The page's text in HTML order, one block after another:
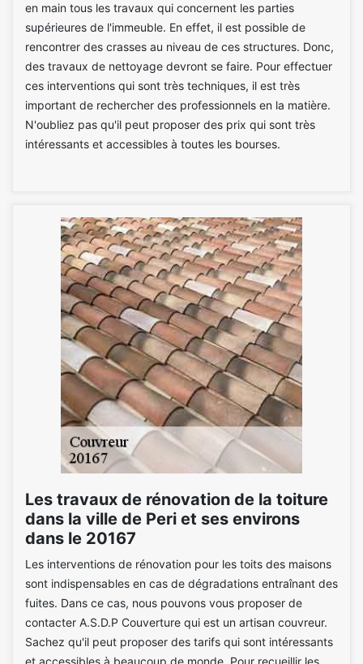
en main tous les travaux qui concernent les parties
supérieures de l'immeuble. En effet, il est possible de
rencontrer des crasses au niveau de ces structures. Donc,
des travaux de nettoyage devront se faire. Pour effectuer
ces interventions qui sont très techniques, il est très
important de rechercher des professionnels en la matière.
N'oubliez pas qu'il peut proposer des prix qui sont très
intéressants et accessibles à toutes les bourses.
Les travaux de rénovation de la toiture
dans la ville de Peri et ses environs
dans le 20167
Les interventions de rénovation pour les toits des maisons
sont indispensables en cas de dégradations entraînant des
fuites. Dans ce cas, nous pouvons vous proposer de
contacter A.S.D.P Couverture qui est un artisan couvreur.
Sachez qu'il peut proposer des tarifs qui sont intéressants
et accessibles à beaucoup de monde. Pour recueillir les